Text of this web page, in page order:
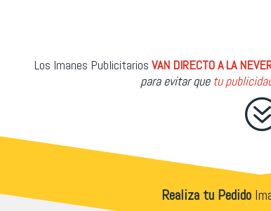
Los Imanes PublicitariosVAN DIRECTO A LA
para evitar quetu
Realiza tu Pedido